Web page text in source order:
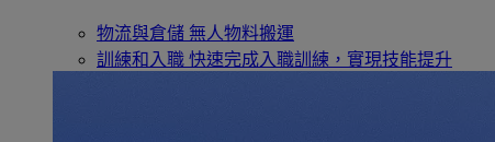
物流與倉儲 無人物料搬運
訓練和入職 快速完成入職訓練，實現技能提升